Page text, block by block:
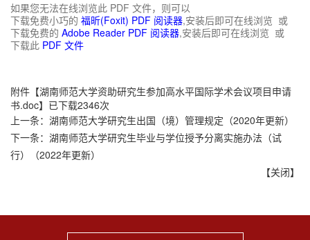
如果您无法在线浏览此 PDF 文件，则可以
下载免费小巧的 福昕(Foxit) PDF 阅读器,安装后即可在线浏览 或
下载免费的 Adobe Reader PDF 阅读器,安装后即可在线浏览 或
下载此 PDF 文件
附件【湖南师范大学资助研究生参加高水平国际学术会议项目申请
书.doc】已下载2346次
上一条： 湖南师范大学研究生出国（境）管理规定（2020年更新）
下一条： 湖南师范大学研究生毕业与学位授予分离实施办法（试
行）（2022年更新）
【关闭】